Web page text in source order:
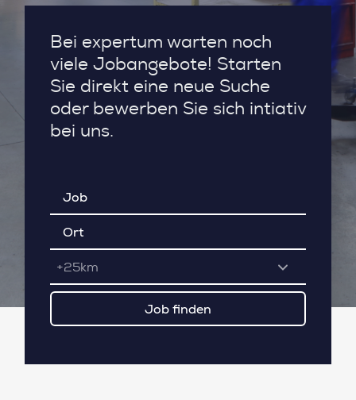
Bei expertum warten noch
viele Jobangebote! Starten
Sie direkt eine neue Suche
oder bewerben Sie sich intiativ
bei uns.
+25km